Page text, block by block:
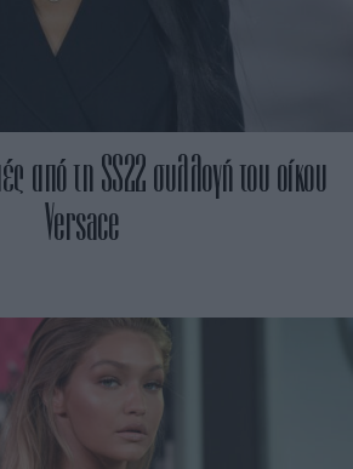
από τη SS22 συλλογή του οίκου
Versace